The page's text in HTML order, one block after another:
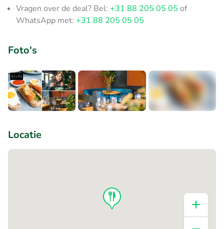
Vragen over de deal? Bel: +31 88 205 05 05 of
WhatsApp met: +31 88 205 05 05
Foto's
Locatie